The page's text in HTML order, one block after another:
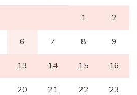
1 2
6 7 8 9
13 14 15 16
20 21 22 23